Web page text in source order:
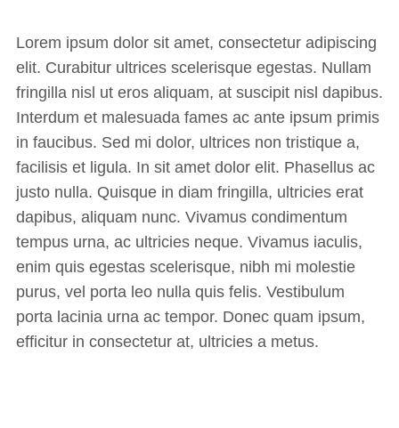
Lorem ipsum dolor sit amet, consectetur adipiscing
elit. Curabitur ultrices scelerisque egestas. Nullam
fringilla nisl ut eros aliquam, at suscipit nisl dapibus.
Interdum et malesuada fames ac ante ipsum primis
in faucibus. Sed mi dolor, ultrices non tristique a,
facilisis et ligula. In sit amet dolor elit. Phasellus ac
justo nulla. Quisque in diam fringilla, ultricies erat
dapibus, aliquam nunc. Vivamus condimentum
tempus urna, ac ultricies neque. Vivamus iaculis,
enim quis egestas scelerisque, nibh mi molestie
purus, vel porta leo nulla quis felis. Vestibulum
porta lacinia urna ac tempor. Donec quam ipsum,
efficitur in consectetur at, ultricies a metus.